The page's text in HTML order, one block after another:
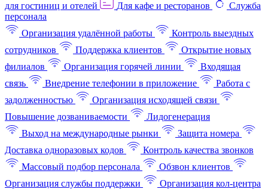
для гостиниц и отелей
Для кафе и ресторанов
Служба
персонала
Организация удалённой работы
Контроль выездных
сотрудников
Поддержка клиентов
Открытие новых
филиалов
Организация горячей линии
Входящая
связь
Внедрение телефонии в приложение
Работа с
задолженностью
Организация исходящей связи
Повышение дозваниваемости
Лидогенерация
Выход на международные рынки
Защита номера
Доставка одноразовых кодов
Контроль качества звонков
Массовый подбор персонала
Обзвон клиентов
Организация службы поддержки
Организация кол-центра